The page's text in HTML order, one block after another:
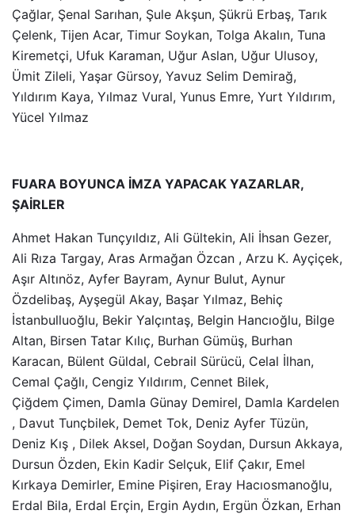
Çağlar, Şenal Sarıhan, Şule Akşun, Şükrü Erbaş, Tarık
Çelenk, Tijen Acar, Timur Soykan, Tolga Akalın, Tuna
Kiremetçi, Ufuk Karaman, Uğur Aslan, Uğur Ulusoy,
Ümit Zileli, Yaşar Gürsoy, Yavuz Selim Demirağ,
Yıldırım Kaya, Yılmaz Vural, Yunus Emre, Yurt Yıldırım,
Yücel Yılmaz
FUARA BOYUNCA İMZA YAPACAK YAZARLAR,
ŞAİRLER
Ahmet Hakan Tunçyıldız, Ali Gültekin, Ali İhsan Gezer,
Ali Rıza Targay, Aras Armağan Özcan , Arzu K. Ayçiçek,
Aşır Altınöz, Ayfer Bayram, Aynur Bulut, Aynur
Özdelibaş, Ayşegül Akay, Başar Yılmaz, Behiç
İstanbulluoğlu, Bekir Yalçıntaş, Belgin Hancıoğlu, Bilge
Altan, Birsen Tatar Kılıç, Burhan Gümüş, Burhan
Karacan, Bülent Güldal, Cebrail Sürücü, Celal İlhan,
Cemal Çağlı, Cengiz Yıldırım, Cennet Bilek,
Çiğdem Çimen, Damla Günay Demirel, Damla Kardelen
, Davut Tunçbilek, Demet Tok, Deniz Ayfer Tüzün,
Deniz Kış , Dilek Aksel, Doğan Soydan, Dursun Akkaya,
Dursun Özden, Ekin Kadir Selçuk, Elif Çakır, Emel
Kırkaya Demirler, Emine Pişiren, Eray Hacıosmanoğlu,
Erdal Bila, Erdal Erçin, Ergin Aydın, Ergün Özkan, Erhan